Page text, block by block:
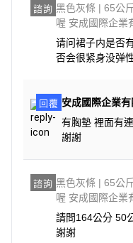
諮詢 黑色灰條 | 65公
喔 安成國際企業
请问裙子内是否
否会很紧身没弹
回覆 安成國際企業有
有胸墊 裡面有
謝謝
諮詢 黑色灰條 | 65公
喔 安成國際企業
請問164公分 50
謝謝